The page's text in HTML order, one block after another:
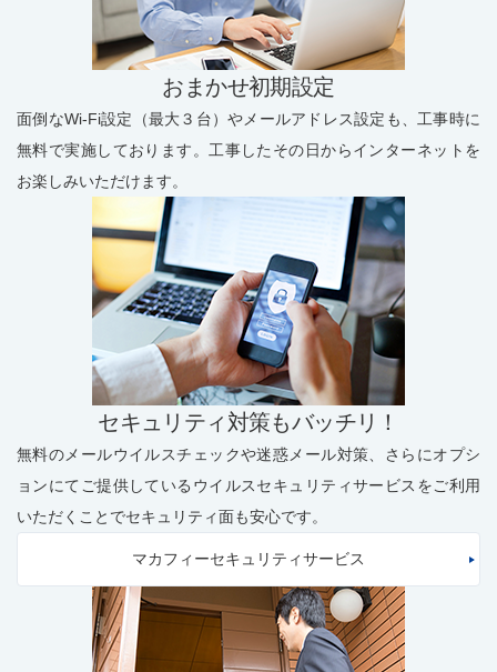
おまかせ初期設定
面倒なWi-Fi設定（最大３台）やメールアドレス設定も、工事時に
無料で実施しております。工事したその日からインターネットを
お楽しみいただけます。
セキュリティ対策もバッチリ！
無料のメールウイルスチェックや迷惑メール対策、さらにオプシ
ョンにてご提供しているウイルスセキュリティサービスをご利用
いただくことでセキュリティ面も安心です。
マカフィーセキュリティサービス